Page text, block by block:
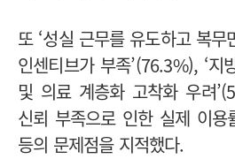
또 ‘성실 근무를 유도하고 복
인센티브가 부족’(76.3%), ‘지
및 의료 계층화 고착화 우려
신뢰 부족으로 인한 실제 이용
등의 문제점을 지적했다.